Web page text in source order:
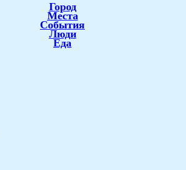
Город
Места
События
Люди
Еда